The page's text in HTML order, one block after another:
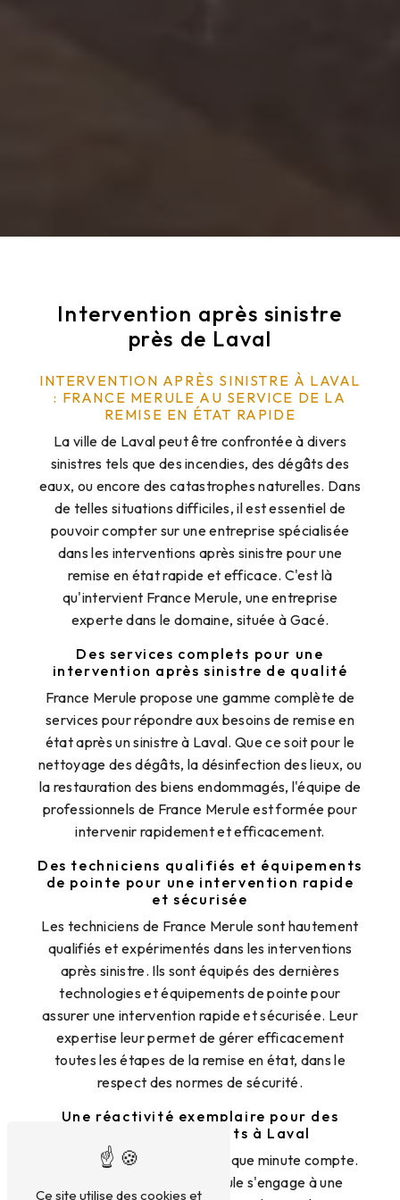
Intervention après sinistre
près de Laval
INTERVENTION APRÈS SINISTRE À LAVAL
: FRANCE MERULE AU SERVICE DE LA
REMISE EN ÉTAT RAPIDE
La ville de Laval peut être confrontée à divers
sinistres tels que des incendies, des dégâts des
eaux, ou encore des catastrophes naturelles. Dans
de telles situations difficiles, il est essentiel de
pouvoir compter sur une entreprise spécialisée
dans les interventions après sinistre pour une
remise en état rapide et efficace. C'est là
qu'intervient France Merule, une entreprise
experte dans le domaine, située à Gacé.
Des services complets pour une
intervention après sinistre de qualité
France Merule propose une gamme complète de
services pour répondre aux besoins de remise en
état après un sinistre à Laval. Que ce soit pour le
nettoyage des dégâts, la désinfection des lieux, ou
la restauration des biens endommagés, l'équipe de
professionnels de France Merule est formée pour
intervenir rapidement et efficacement.
Des techniciens qualifiés et équipements
de pointe pour une intervention rapide
et sécurisée
Les techniciens de France Merule sont hautement
qualifiés et expérimentés dans les interventions
après sinistre. Ils sont équipés des dernières
technologies et équipements de pointe pour
assurer une intervention rapide et sécurisée. Leur
expertise leur permet de gérer efficacement
toutes les étapes de la remise en état, dans le
respect des normes de sécurité.
Une réactivité exemplaire pour des
résultats immédiats à Laval
En cas de sinistre à Laval, chaque minute compte.
C'est pourquoi France Merule s'engage à une
Ce site utilise des cookies et